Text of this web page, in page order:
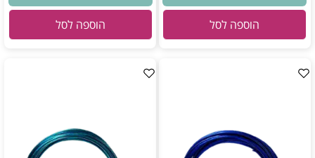
הוספה לסל הוספה לסל